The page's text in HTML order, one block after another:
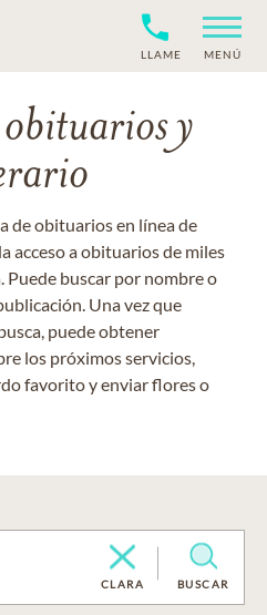
LLAME MENÚ
y
de obituarios en línea de
a obituarios de miles
Puede buscar por nombre o
Una vez que
puede obtener
los próximos servicios,
favorito y enviar flores o
CLARA BUSCAR